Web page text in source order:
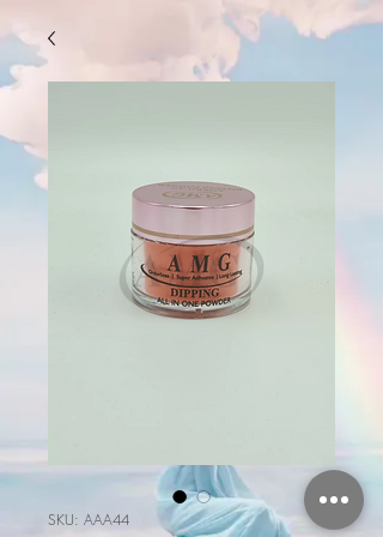
SKU: AAA44